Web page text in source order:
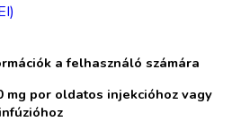
a felhasználó számára
mg por oldatos injekcióhoz vagy
infúzióhoz